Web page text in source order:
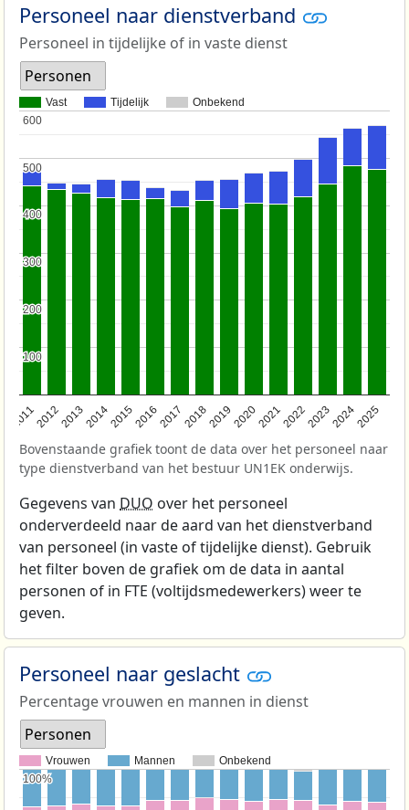
Personeel naar dienstverband
Personeel in tijdelijke of in vaste dienst
Personen
Vast Tijdelijk Onbekend
201120122013201420152016201720182019202020212022202320242025
100
100
200
200
300
300
400
400
500
500
600
600
Bovenstaande grafiek toont de data over het personeel naar
type dienstverband van het bestuur UN1EK onderwijs.
Gegevens van DUO over het personeel
onderverdeeld naar de aard van het dienstverband
van personeel (in vaste of tijdelijke dienst). Gebruik
het filter boven de grafiek om de data in aantal
personen of in FTE (voltijdsmedewerkers) weer te
geven.
Personeel naar geslacht
Percentage vrouwen en mannen in dienst
Personen
Vrouwen Mannen Onbekend
100%
100%